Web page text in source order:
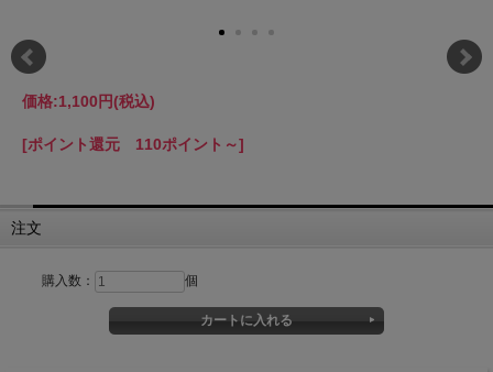
価格:1,100円(税込)
[ポイント還元 110ポイント～]
注文
購入数： 個